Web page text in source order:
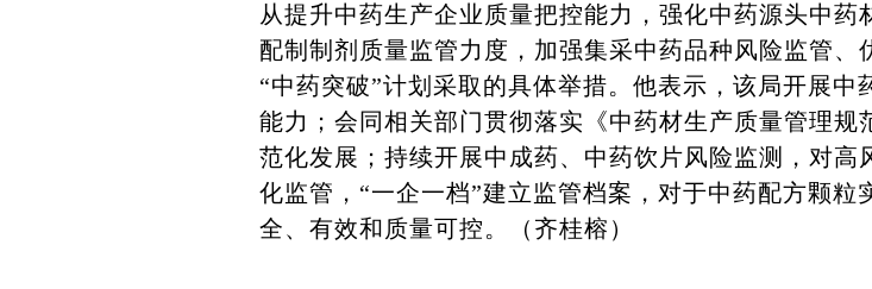
从提升中药生产企业质量把控能力，强化中药源头中
配制制剂质量监管力度，加强集采中药品种风险监管
“中药突破”计划采取的具体举措。他表示，该局开展
能力；会同相关部门贯彻落实《中药材生产质量管理
范化发展；持续开展中成药、中药饮片风险监测，对
化监管，“一企一档”建立监管档案，对于中药配方颗
全、有效和质量可控。（齐桂榕）